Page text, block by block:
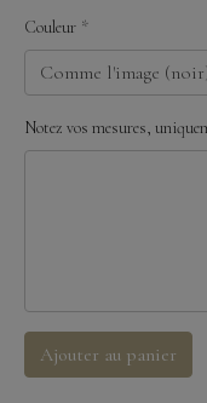
Couleur
Notez vos mesures,
Ajouter au panier